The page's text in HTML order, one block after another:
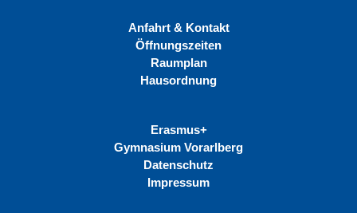
Anfahrt & Kontakt
Öffnungszeiten
Raumplan
Hausordnung
Erasmus+
Gymnasium Vorarlberg
Datenschutz
Impressum